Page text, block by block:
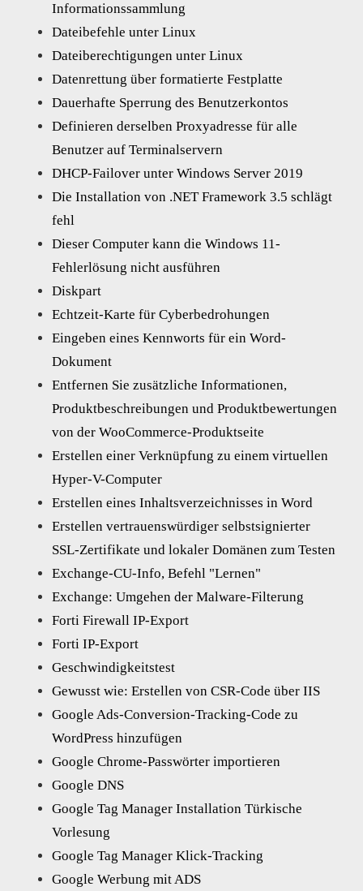
Informationssammlung
Dateibefehle unter Linux
Dateiberechtigungen unter Linux
Datenrettung über formatierte Festplatte
Dauerhafte Sperrung des Benutzerkontos
Definieren derselben Proxyadresse für alle
Benutzer auf Terminalservern
DHCP-Failover unter Windows Server 2019
Die Installation von .NET Framework 3.5 schlägt
fehl
Dieser Computer kann die Windows 11-
Fehlerlösung nicht ausführen
Diskpart
Echtzeit-Karte für Cyberbedrohungen
Eingeben eines Kennworts für ein Word-
Dokument
Entfernen Sie zusätzliche Informationen,
Produktbeschreibungen und Produktbewertungen
von der WooCommerce-Produktseite
Erstellen einer Verknüpfung zu einem virtuellen
Hyper-V-Computer
Erstellen eines Inhaltsverzeichnisses in Word
Erstellen vertrauenswürdiger selbstsignierter
SSL-Zertifikate und lokaler Domänen zum Testen
Exchange-CU-Info, Befehl "Lernen"
Exchange: Umgehen der Malware-Filterung
Forti Firewall IP-Export
Forti IP-Export
Geschwindigkeitstest
Gewusst wie: Erstellen von CSR-Code über IIS
Google Ads-Conversion-Tracking-Code zu
WordPress hinzufügen
Google Chrome-Passwörter importieren
Google DNS
Google Tag Manager Installation Türkische
Vorlesung
Google Tag Manager Klick-Tracking
Google Werbung mit ADS